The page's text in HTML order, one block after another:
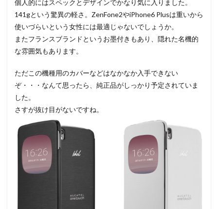
個人的にはスペックとデザインでかなり気に入りました。
141gという驚異の軽さ。ZenFone2やiPhone6 Plusは重いから
使いづらいという女性には最適じゃないでしょうか。
またフランスブランドというお墨付きもあり、隠れた名機的
な雰囲気もあります。
ただこの機種用のカバーなどはなかなか入手できない
ぞ・・・なんて思ったら、純正品がしっかり予定されていま
した。
さすが抜け目がないですね。